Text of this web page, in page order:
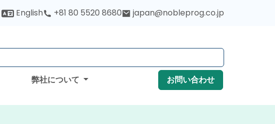
English +81 80 5520 8680 japan@nobleprog.co.jp
弊社について お問い合わせ